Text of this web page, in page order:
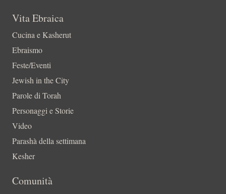
Vita Ebraica
Cucina e Kasherut
Ebraismo
Feste/Eventi
Jewish in the City
Parole di Torah
Personaggi e Storie
Video
Parashà della settimana
Kesher
Comunità